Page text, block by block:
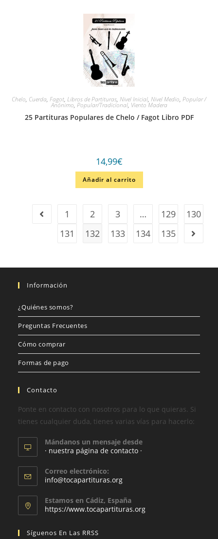
Chelo, Cuerda, Fagot, Libros de Partituras, Nivel Inicial, Nivel Medio, Popular /
Anónimo, Popular/Tradicional, Viento Madera
25 Partituras Populares de Chelo / Fagot Libro PDF
14,99€
Añadir al carrito
1 2 3 … 129
130
131
132 133 134 135
Información
¿Quiénes somos?
Preguntas Frecuentes
Cómo comprar
Formas de pago
Contacto
Ponte en contacto con nosotros para lo que quieras. Si
tienes cualquier duda, tienes varias vías para hacerlo:
Mándanos un mensaje desde
· nuestra página de contacto ·
Correo electrónico:
info@tocapartituras.org
Estamos en Cádiz, España
https://www.tocapartituras.org
Síguenos En Las RRSS